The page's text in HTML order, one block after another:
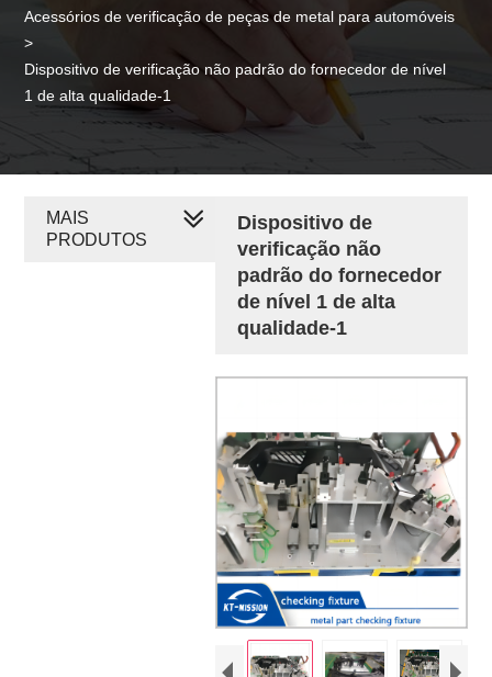
Acessórios de verificação de peças de metal para automóveis
>
Dispositivo de verificação não padrão do fornecedor de nível
1 de alta qualidade-1
Dispositivo de
verificação não
padrão do fornecedor
de nível 1 de alta
qualidade-1
MAIS
PRODUTOS